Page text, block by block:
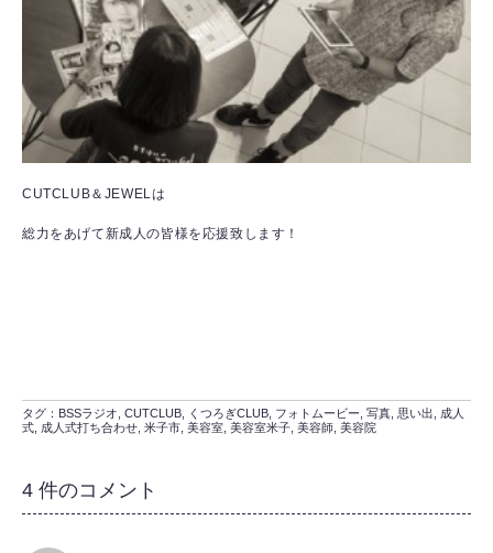
CUTCLUB＆JEWELは
総力をあげて新成人の皆様を応援致します！
タグ： BSSラジオ CUTCLUB くつろぎCLUB フォトムービー 写真 思い出
成人
式 成人式打ち合わせ 米子市 美容室 美容室米子 美容師 美容院
4 件のコメント